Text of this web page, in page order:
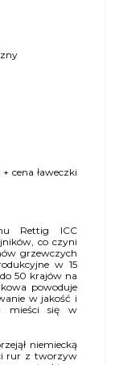
cena ławeczki
Rettig ICC
co czyni
grzewczych
w 15
50 krajów na
powoduje
w jakość i
mieści się w
niemiecką
rur z tworzyw